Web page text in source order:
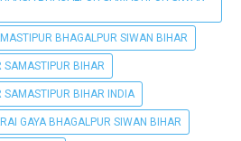
BHAGALPUR SIWAN BIHAR
SAMASTIPUR BIHAR
SAMASTIPUR BIHAR INDIA
GAYA BHAGALPUR SIWAN BIHAR